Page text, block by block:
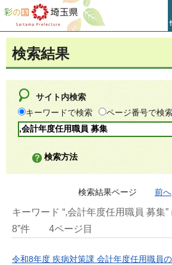
彩の国 埼玉県
検索結果
サイト内検索
キーワードで検索
ページ番号で検
検索方法
検索結果ページ 前へ
キーワード “,会計年度任用職員 募集”
8”件
4ページ目
令和8年度 疾病対策課 会計年度任用職員